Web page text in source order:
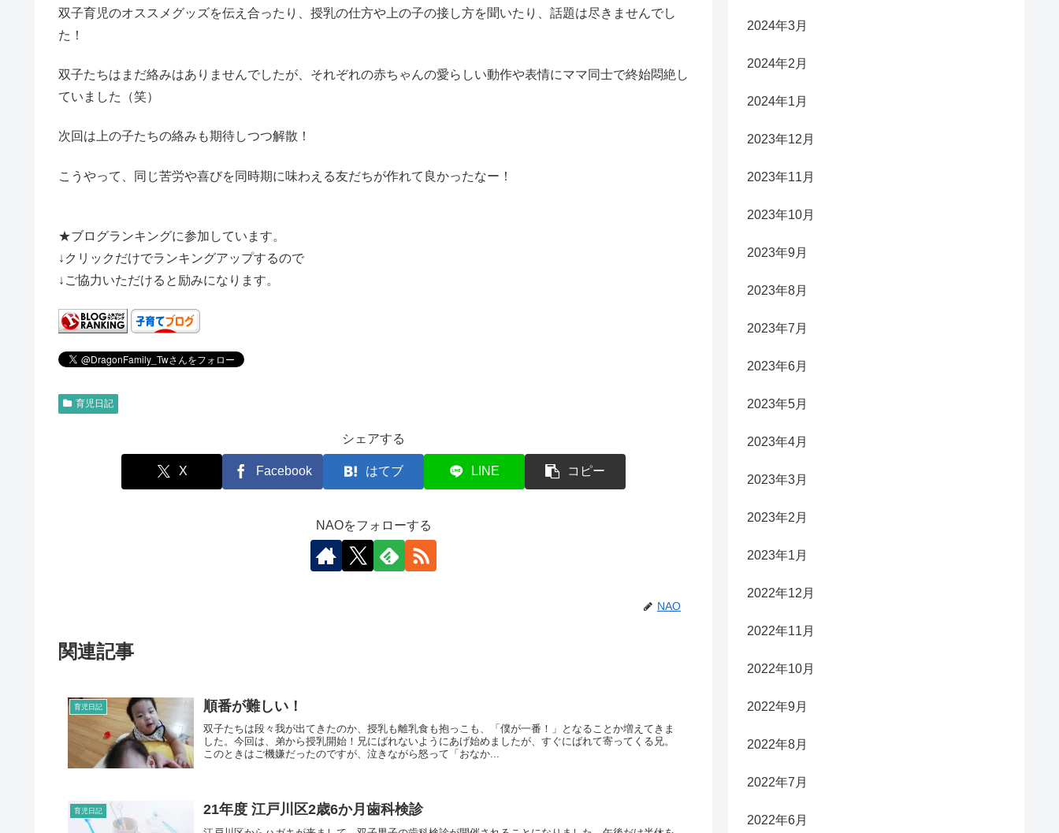
双子育児のオススメグッズを伝え合ったり、授乳の仕方や上の子の接し方を聞いたり、話題は尽きませんでし
た！
双子たちはまだ絡みはありませんでしたが、それぞれの赤ちゃんの愛らしい動作や表情にママ同士で終始悶絶し
ていました（笑）
次回は上の子たちの絡みも期待しつつ解散！
こうやって、同じ苦労や喜びを同時期に味わえる友だちが作れて良かったなー！
★ブログランキングに参加しています。
↓クリックだけでランキングアップするので
↓ご協力いただけると励みになります。
育児日記
シェアする
X Facebook はてブ LINE コピー
NAOをフォローする
NAO
関連記事
育児日記 順番が難しい！
双子たちは段々我が出てきたのか、授乳も離乳食も抱っこも、「僕が一番！」となることか増えてきま
した。今回は、弟から授乳開始！兄にばれないようにあげ始めましたが、すぐにばれて寄ってくる兄。
このときはご機嫌だったのですが、泣きながら怒って「おなか...
育児日記 21年度 江戸川区2歳6か月歯科検診
2024年3月
2024年2月
2024年1月
2023年12月
2023年11月
2023年10月
2023年9月
2023年8月
2023年7月
2023年6月
2023年5月
2023年4月
2023年3月
2023年2月
2023年1月
2022年12月
2022年11月
2022年10月
2022年9月
2022年8月
2022年7月
2022年6月